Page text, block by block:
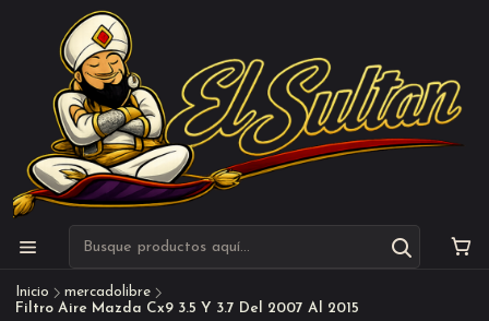
Inicio
mercadolibre
Filtro Aire Mazda Cx9 3.5 Y 3.7 Del 2007 Al 2015